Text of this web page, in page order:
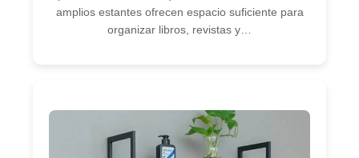
amplios estantes ofrecen espacio suficiente para
organizar libros, revistas y…